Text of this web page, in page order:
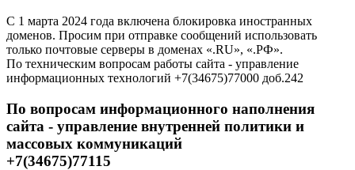
С 1 марта 2024 года включена блокировка иностранных
доменов. Просим при отправке сообщений использовать
только почтовые серверы в доменах «.RU», «.РФ».
По техническим вопросам работы сайта - управление
информационных технологий +7(34675)77000 доб.242
По вопросам информационного наполнения
сайта - управление внутренней политики и
массовых коммуникаций
+7(34675)77115